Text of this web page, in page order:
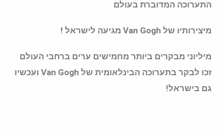
התערוכה המדוברת בעולם
מיצירותיו של Van Gogh מגיעה לישראל !
מיליוני מבקרים ביותר מחמישים ערים ברחבי העולם
זכו לבקר בתערוכה הבינלאומית של Van Gogh ועכשיו
גם בישראל!